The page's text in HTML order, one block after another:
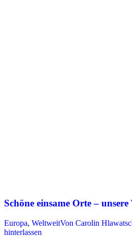
Schöne einsame Orte – unsere
Europa, WeltweitVon Carolin
hinterlassen